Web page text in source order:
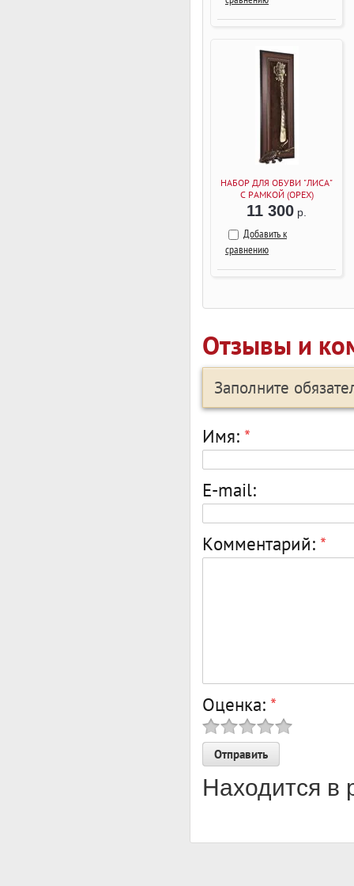
НАБОР ДЛЯ ОБУВИ "ЛИСА"
С РАМКОЙ (ОРЕХ)
11 300 р.
Добавить к
сравнению
Отзывы и
Заполните
Имя: *
E-mail:
Комментарий: *
Оценка: *
Находится в